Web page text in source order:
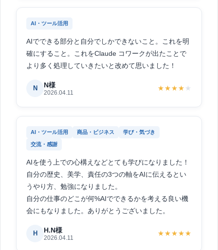
AI・ツール活用
AIでできる部分と自分でしかできないこと。これを明
確にすること。これをClaude コワークが出たことで
より多く処理していきたいと改めて思いました！
N N様
2026.04.11
★★★★ ★
AI・ツール活用 商品・ビジネス 学び・気づき
交流・感謝
AIを使う上での心構えなどとても学びになりました！
自分の歴史、美学、責任の3つの軸をAIに伝えるとい
うやり方、勉強になりました。
自分の仕事のどこが何%AIでできるかを考える良い機
会にもなりました。ありがとうございました。
H H.N様
2026.04.11
★★★★★